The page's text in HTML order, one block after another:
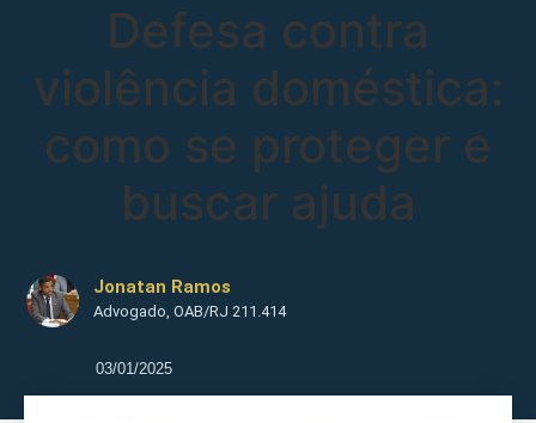
Defesa contra
violência doméstica:
como se proteger e
buscar ajuda
Jonatan Ramos
Advogado, OAB/RJ 211.414
03/01/2025